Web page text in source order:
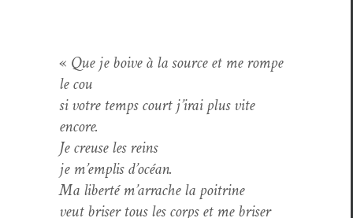
« Que je boive à la source et me rompe
le cou
si votre temps court j’irai plus vite
encore.
Je creuse les reins
je m’emplis d’océan.
Ma lib­erté m’arrache la poitrine
veut bris­er tous les corps et me bris­er